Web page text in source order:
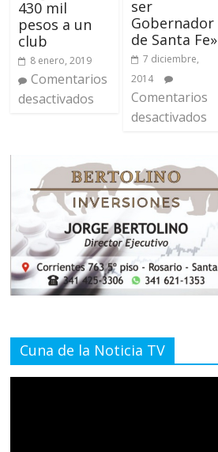
430 mil
pesos a un
club
8 enero, 2019
Comentarios
desactivados
ser
Gobernador
de Santa Fe»
7 diciembre,
2014
Comentarios
desactivados
Cuna de la Noticia TV